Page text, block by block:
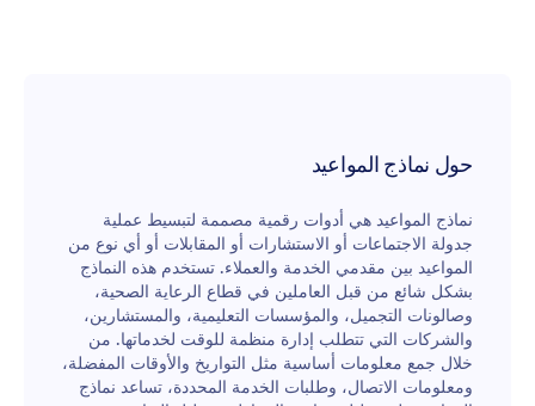
حول نماذج المواعيد
نماذج المواعيد هي أدوات رقمية مصممة لتبسيط عملية
جدولة الاجتماعات أو الاستشارات أو المقابلات أو أي نوع من
المواعيد بين مقدمي الخدمة والعملاء. تستخدم هذه النماذج
بشكل شائع من قبل العاملين في قطاع الرعاية الصحية،
وصالونات التجميل، والمؤسسات التعليمية، والمستشارين،
والشركات التي تتطلب إدارة منظمة للوقت لخدماتها. من
خلال جمع معلومات أساسية مثل التواريخ والأوقات المفضلة،
ومعلومات الاتصال، وطلبات الخدمة المحددة، تساعد نماذج